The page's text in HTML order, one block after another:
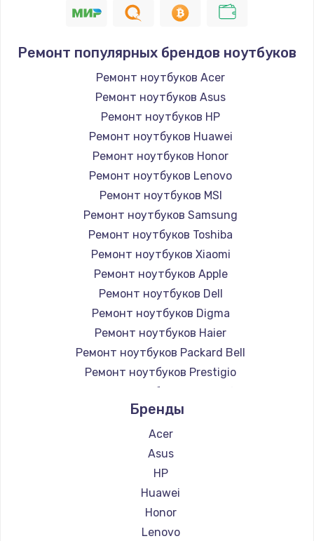
Ремонт популярных брендов ноутбуков
Ремонт ноутбуков Acer
Ремонт ноутбуков Asus
Ремонт ноутбуков HP
Ремонт ноутбуков Huawei
Ремонт ноутбуков Honor
Ремонт ноутбуков Lenovo
Ремонт ноутбуков MSI
Ремонт ноутбуков Samsung
Ремонт ноутбуков Toshiba
Ремонт ноутбуков Xiaomi
Ремонт ноутбуков Apple
Ремонт ноутбуков Dell
Ремонт ноутбуков Digma
Ремонт ноутбуков Haier
Ремонт ноутбуков Packard Bell
Ремонт ноутбуков Prestigio
Ремонт ноутбуков Microsoft
Ремонт ноутбуков Alienware
Ремонт ноутбуков Aquarius
Ремонт ноутбуков Aorus
Ремонт ноутбуков Maibenben
Ремонт ноутбуков Getac
Ремонт ноутбуков Epson
Ремонт ноутбуков Philips
Бренды
Acer
Asus
HP
Huawei
Honor
Lenovo